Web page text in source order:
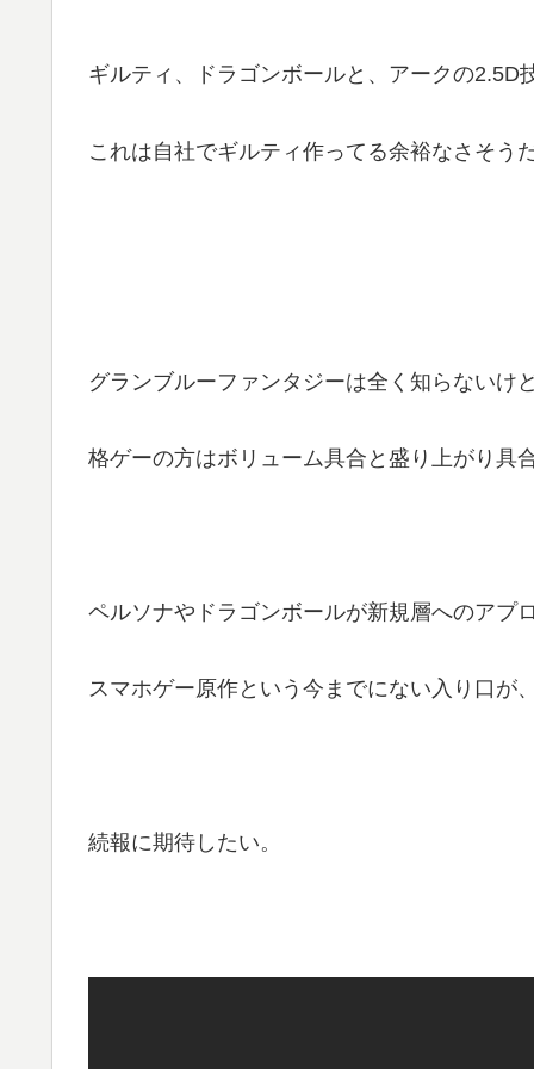
ギルティ、ドラゴンボールと、アークの2.5D
これは自社でギルティ作ってる余裕なさそう
グランブルーファンタジーは全く知らないけ
格ゲーの方はボリューム具合と盛り上がり具
ペルソナやドラゴンボールが新規層へのアプ
スマホゲー原作という今までにない入り口が
続報に期待したい。